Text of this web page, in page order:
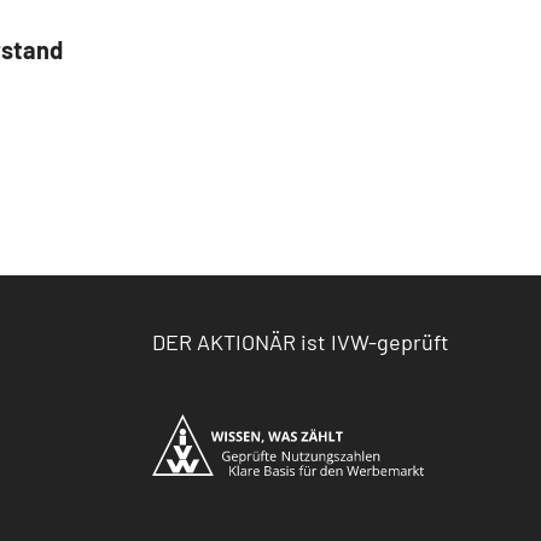
DER AKTIONÄR ist IVW-geprüft